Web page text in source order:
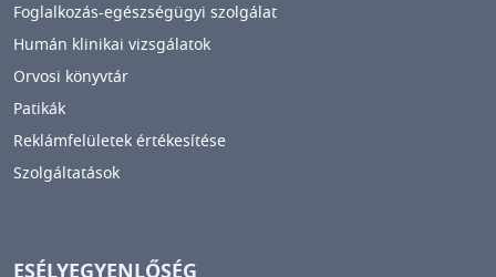
Foglalkozás-egészségügyi szolgálat
Humán klinikai vizsgálatok
Orvosi könyvtár
Patikák
Reklámfelületek értékesítése
Szolgáltatások